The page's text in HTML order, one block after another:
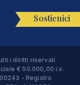
Sostienici
i diritti riservati
€ 50.000,00 i.v.
- Registro